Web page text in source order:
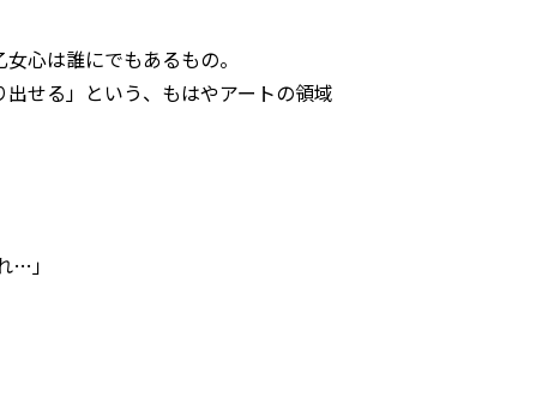
心は誰にでもあるもの。
せる」という、もはやアートの領域
…」